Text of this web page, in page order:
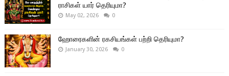
ராசிகள் யார் தெரியுமா?
May 02, 2026 0
ஹோரைகளின் ரகசியங்கள் பற்றி தெரியுமா?
January 30, 2026 0